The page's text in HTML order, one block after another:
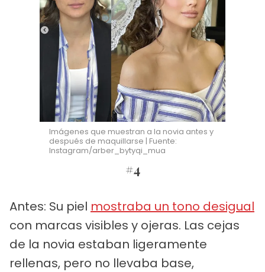
Imágenes que muestran a la novia antes y
después de maquillarse | Fuente:
Instagram/arber_bytyqi_mua
#4
Antes: Su piel mostraba un tono desigual
con marcas visibles y ojeras. Las cejas
de la novia estaban ligeramente
rellenas, pero no llevaba base,